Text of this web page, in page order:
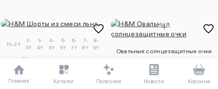
1½-2Y
2-
3Y
3-
4Y
4-
5Y
5-
6Y
6-
7Y
7-
8Y
8-
9Y
Шорты из смеси льна
1970 ₽
Овальные солнцезащитные очки
1970 ₽
Главная Каталог Полезное Новости Корзина